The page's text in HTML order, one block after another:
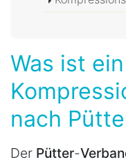
Was ist ein
nach
Der Pütter-